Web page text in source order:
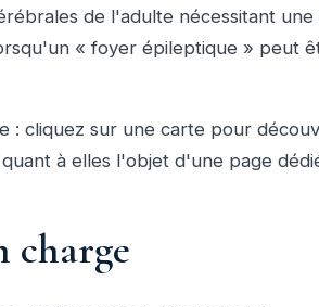
de l'adulte nécessitant
« foyer épileptique » peut
cliquez sur une carte pour
à elles l'objet d'une page
charge